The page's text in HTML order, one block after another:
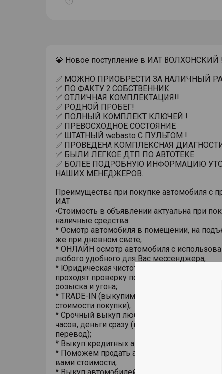
Показать
💎 Новое поступление в ИАТ ВОЛХОНСКИЙ
✅ МОЖНО ПРИОБРЕСТИ ЗА НАЛИЧНЫЙ
✅ ПО ФАКТУ 2 СОБСТВЕННИК
✅ ОТЛИЧНАЯ КОМПЛЕКТАЦИЯ!!
✅ РОДНОЙ ПРОБЕГ!
✅ ПОЛНЫЙ КОМПЛЕКТ КЛЮЧЕЙ !
✅ ПРЕВОСХОДНОЕ СОСТОЯНИЕ
✅ ШТАТНЫЙ webasto С ПУЛЬТОМ !
✅ ПРОВЕДЕНА КОМПЛЕКСНАЯ
✅ БЫЛИ ЛЕГКОЕ ДТП ПО АВТОТЕКЕ
✅ БОЛЕЕ ПОДРОБНУЮ ИНФОРМАЦИЮ
НАШИХ МЕНЕДЖЕРОВ.
Преимущества при покупке автомобиля с
ИАТ:
•Стоимость в объявлении актуальна при
наличные средства
* Осмотр автомобиля в помещении, на
же при дневном свете;
* ОНЛАЙН осмотр автомобиля с
любого удобного для Вас мессенджера;
* Юридическая чистота сделки. Все
проходят проверку по базам ГИБДД на
розыска и угона;
* TRADE-IN (выкупим ваш автомобиль в
стоимости покупки);
* Срочный выкуп любого автомобиля в
часов, деньги сразу (на карту, наличными из
перевод);
* Выкуп кредитных автомобилей,
* Поможем продать автомобиль по
вами стоимости;
* Выкуп автомобилей у юридических лиц (в